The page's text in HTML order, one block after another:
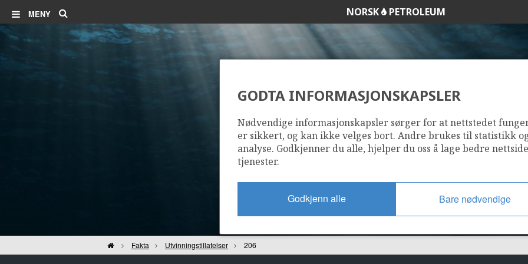
MENY NORSK PETROLEUM
206
Hjem Fakta Utvinningstillatelser 206
GODTA INFORMASJONSKAPSLER
Nødvendige informasjonskapsler sørger for at nettstedet
er sikkert, og kan ikke velges bort. Andre brukes til statistikk
analyse. Godkjenner du alle, hjelper du oss å lage bedre
tjenester.
Godkjenn alle Bare nødvendige